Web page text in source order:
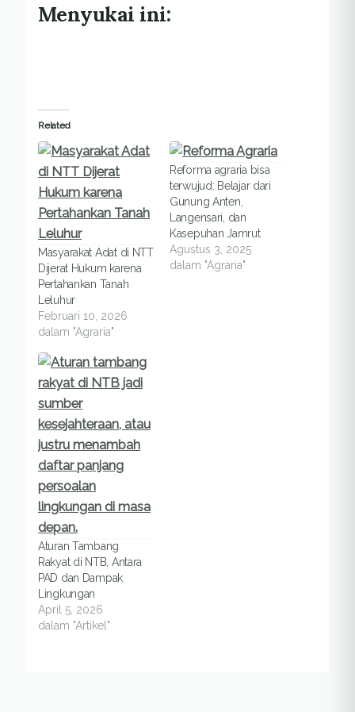
Menyukai ini:
Related
Masyarakat Adat di NTT
Dijerat Hukum karena
Pertahankan Tanah
Leluhur
Februari 10, 2026
dalam "Agraria"
Reforma agraria bisa
terwujud: Belajar dari
Gunung Anten,
Langensari, dan
Kasepuhan Jamrut
Agustus 3, 2025
dalam "Agraria"
Aturan Tambang
Rakyat di NTB, Antara
PAD dan Dampak
Lingkungan
April 5, 2026
dalam "Artikel"